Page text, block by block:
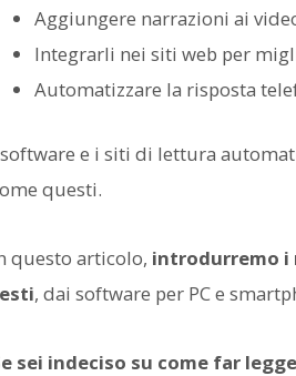
Aggiungere narrazioni ai
Integrarli nei siti web per
Automatizzare la risposta
e i siti di lettura
questi.
questo articolo, introdurremo i
, dai software per PC e
sei indeciso su come far